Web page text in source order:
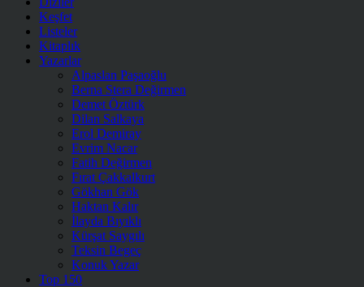
Keşfet
Listeler
Kitaplık
Yazarlar
Alpaslan Paşaoğlu
Berna Stera Değirmen
Demet Öztürk
Dilan Salkaya
Erol Demiray
Evrim Nacar
Fatih Değirmen
Fırat Çakkalkurt
Gökhan Gök
Haktan Kalır
İlayda Bıyıklı
Kürşat Saygılı
Teksin Begeç
Konuk Yazar
Top 150